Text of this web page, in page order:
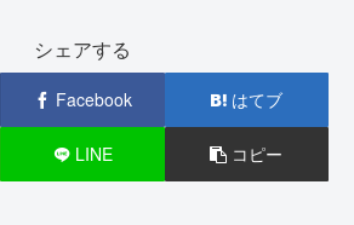
シェアする
Facebook はてブ
LINE コピー